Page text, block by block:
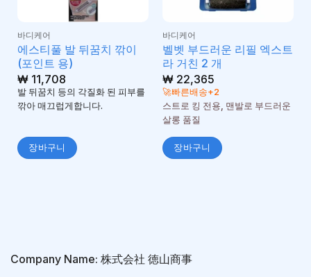
바디케어
에스티풀 발 뒤꿈치 깎이
(포인트 용)
₩11,708
발 뒤꿈치 등의 각질화 된 피부를
깎아 매끄럽게합니다.
장바구니
바디케어
벨벳 부드러운 리필 엑스트
라 거친 2 개
₩22,365
🚀빠른배송+2
스트로 킹 전용, 맨발로 부드러운
살롱 품질
장바구니
Company Name: 株式会社 徳山商事